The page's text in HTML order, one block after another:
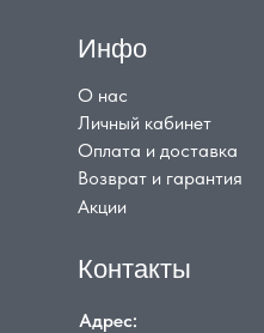
Инфо
Контакты
О нас
Личный кабинет
Оплата и доставка
Возврат и гарантия
Акции
Адрес: